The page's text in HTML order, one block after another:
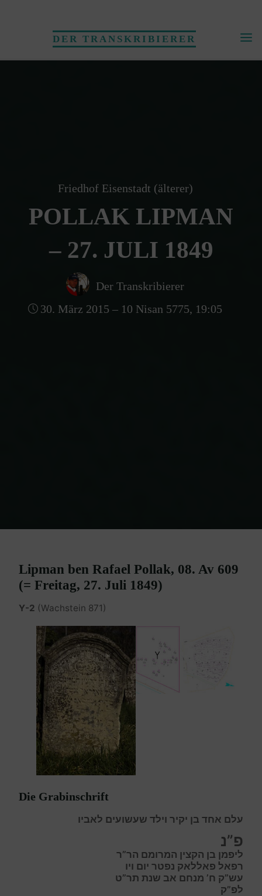
DER TRANSKRIBIERER
Friedhof Eisenstadt (älterer)
POLLAK LIPMAN
– 27. JULI 1849
Der Transkribierer
30. März 2015 – 10 Nisan 5775, 19:05
Lipman ben Rafael Pollak, 08. Av 609
(= Freitag, 27. Juli 1849)
Y-2 (Wachstein 871)
Die Grabinschrift
עלם אחד בן יקיר וילד שעשועים לאביו
פ”נ
ליפמן בן הקצין המרומם הר”ר
רפאל פאללאק נפטר יום ויו
עש”ק ח’ מנחם אב שנת תר”ט
לפ”ק